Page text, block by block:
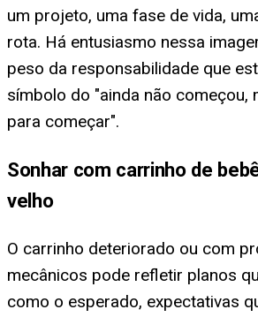
um projeto, uma fase de vida,
rota. Há entusiasmo nessa
peso da responsabilidade que
símbolo do "ainda não começou,
para começar".
Sonhar com carrinho de
velho
O carrinho deteriorado ou com
mecânicos pode refletir planos
como o esperado, expectativas